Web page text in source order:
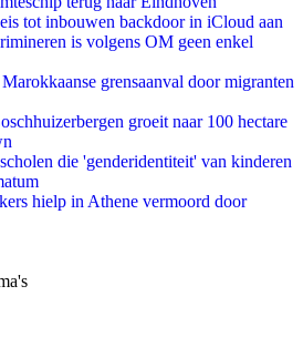
tot inbouwen backdoor in iCloud aan
is volgens OM geen enkel
grensaanval door migranten
groeit naar 100 hectare
die 'genderidentiteit' van kinderen
hielp in Athene vermoord door